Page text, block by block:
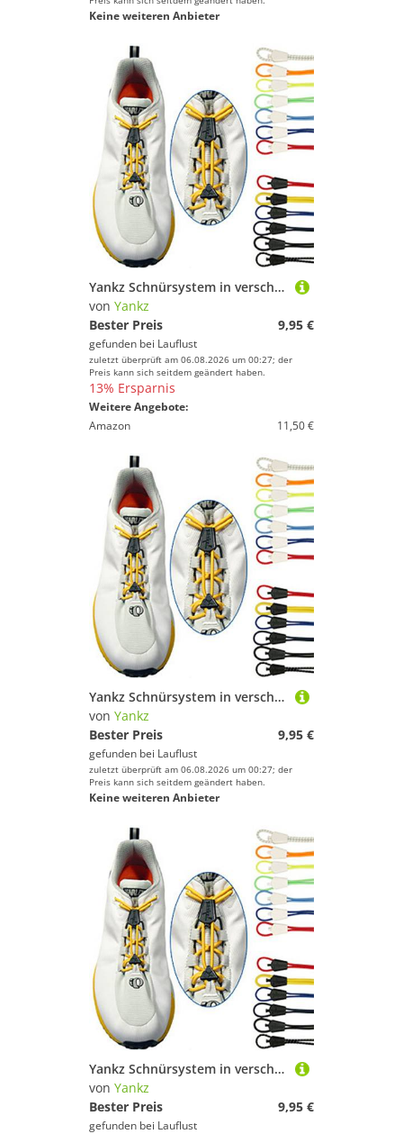
Keine weiteren Anbieter
Yankz Schnürsystem in verschiedenen Farben
von Yankz
Bester Preis
9,95 €
gefunden bei Lauflust
zuletzt überprüft am 06.08.2026 um 00:27; der
Preis kann sich seitdem geändert haben.
13% Ersparnis
Weitere Angebote:
Amazon
11,50 €
Yankz Schnürsystem in verschiedenen Farben
von Yankz
Bester Preis
9,95 €
gefunden bei Lauflust
zuletzt überprüft am 06.08.2026 um 00:27; der
Preis kann sich seitdem geändert haben.
Keine weiteren Anbieter
Yankz Schnürsystem in verschiedenen Farben
von Yankz
Bester Preis
9,95 €
gefunden bei Lauflust